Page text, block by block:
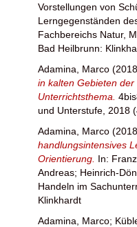
Vorstellungen von
Lerngegenständen
Fachbereichs Natur,
Bad Heilbrunn:
Adamina, Marco
in kalten Gebieten
Unterrichtsthema.
und Unterstufe, 2018
Adamina, Marco
handlungsintensives
Orientierung. In:
Andreas; Heinrich-
Handeln im
Klinkhardt
Adamina, Marco;